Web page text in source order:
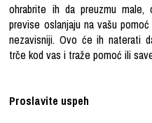
ohrabrite ih da preuzmu
previse oslanjaju na vašu
nezavisniji. Ovo će ih naterati
trče kod vas i traže pomoć ili
Proslavite uspeh